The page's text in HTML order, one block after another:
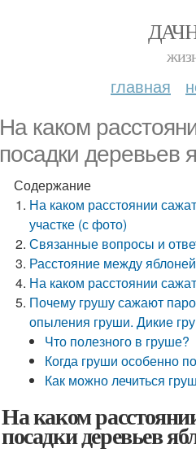
главная
На каком
посадки деревьев
Содержание
На каком расстоянии
участке (с фото)
Связанные вопросы и
Расстояние между
На каком расстоянии
Почему грушу сажают
опыления груши. Дикие
Что полезного в груше?
Когда груши особенно
Как можно лечиться
На каком
посадки деревьев